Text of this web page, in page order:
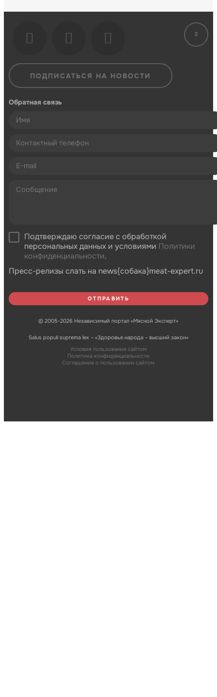
ПОДПИСАТЬСЯ НА НОВОСТИ
Обратная связь
Подтверждаю согласие с обработкой
персональных данных и условиями Политики
конфиденциальности.
Пресс-релизы слать на news{собака}meat-expert.ru
© 2005-2026 Независимый портал «Мясной Эксперт»
Salus populi suprema lex – «Здоровье народа – высший закон»
Условия пользования сайтом
Политика конфиденциальности
Соглашение о пользовании сайтом